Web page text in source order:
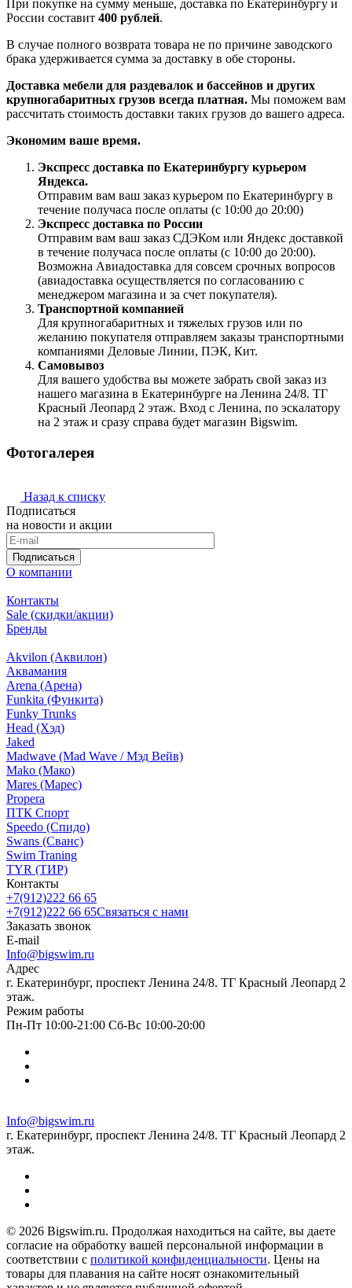
При покупке на сумму меньше, доставка по Екатеринбургу и
России составит 400 рублей.
В случае полного возврата товара не по причине заводского
брака удерживается сумма за доставку в обе стороны.
Доставка мебели для раздевалок и бассейнов и других
крупногабаритных грузов всегда платная. Мы поможем вам
рассчитать стоимость доставки таких грузов до вашего адреса.
Экономим ваше время.
Экспресс доставка по Екатеринбургу курьером
Яндекса.
Отправим вам ваш заказ курьером по Екатеринбургу в
течение получаса после оплаты (с 10:00 до 20:00)
Экспресс доставка по России
Отправим вам ваш заказ СДЭКом или Яндекс доставкой
в течение получаса после оплаты (с 10:00 до 20:00).
Возможна Авиадоставка для совсем срочных вопросов
(авиадоставка осуществляется по согласованию с
менеджером магазина и за счет покупателя).
Транспортной компанией
Для крупногабаритных и тяжелых грузов или по
желанию покупателя отправляем заказы транспортными
компаниями Деловые Линии, ПЭК, Кит.
Самовывоз
Для вашего удобства вы можете забрать свой заказ из
нашего магазина в Екатеринбурге на Ленина 24/8. ТГ
Красный Леопард 2 этаж. Вход с Ленина, по эскалатору
на 2 этаж и сразу справа будет магазин Bigswim.
Фотогалерея
Назад к списку
Подписаться
на новости и акции
Подписаться
О компании
Контакты
Sale (скидки/акции)
Бренды
Akvilon (Аквилон)
Аквамания
Arena (Арена)
Funkita (Функита)
Funky Trunks
Head (Хэд)
Jaked
Madwave (Mad Wave / Мэд Вейв)
Mako (Мако)
Mares (Марес)
Propera
ПТК Спорт
Speedo (Спидо)
Swans (Сванс)
Swim Traning
TYR (ТИР)
Контакты
+7(912)222 66 65
+7(912)222 66 65Связаться с нами
Заказать звонок
E-mail
Info@bigswim.ru
Адрес
г. Екатеринбург, проспект Ленина 24/8. ТГ Красный Леопард 2
этаж.
Режим работы
Пн-Пт 10:00-21:00 Сб-Вс 10:00-20:00
Info@bigswim.ru
г. Екатеринбург, проспект Ленина 24/8. ТГ Красный Леопард 2
этаж.
© 2026 Bigswim.ru. Продолжая находиться на сайте, вы даете
согласие на обработку вашей персональной информации в
соответствии с политикой конфиденциальности. Цены на
товары для плавания на сайте носят ознакомительный